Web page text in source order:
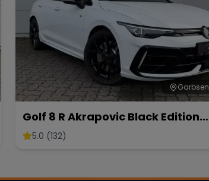
Garbsen
Golf 8 R Akrapovic Black Edition
333PS
5.0 (132)